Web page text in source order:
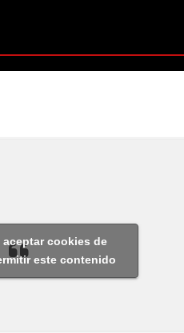
aceptar cookies de
este contenido